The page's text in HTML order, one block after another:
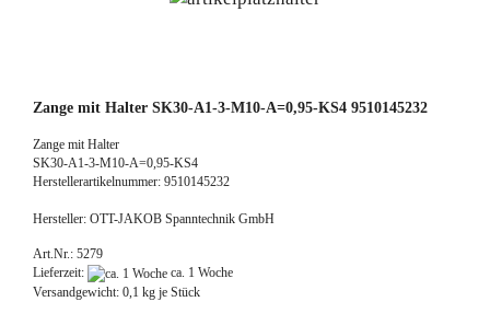
Zange mit Halter SK30-A1-3-M10-A=0,95-KS4 9510145232
Zange mit Halter
SK30-A1-3-M10-A=0,95-KS4
Herstellerartikelnummer: 9510145232
Hersteller: OTT-JAKOB Spanntechnik GmbH
Art.Nr.: 5279
Lieferzeit:
ca. 1 Woche
Versandgewicht: 0,1 kg je Stück